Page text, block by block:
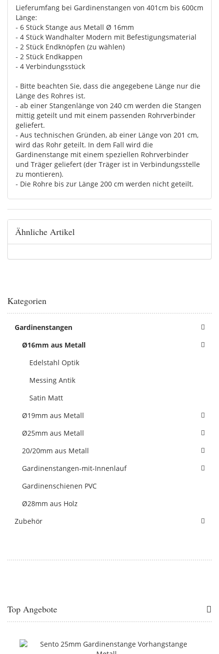
Lieferumfang bei Gardinenstangen von 401cm bis 600cm
Länge:
- 6 Stück Stange aus Metall Ø 16mm
- 4 Stück Wandhalter Modern mit Befestigungsmaterial
- 2 Stück Endknöpfen (zu wählen)
- 2 Stück Endkappen
- 4 Verbindungsstück
- Bitte beachten Sie, dass die angegebene Länge nur die
Länge des Rohres ist.
- ab einer Stangenlänge von 240 cm werden die Stangen
mittig geteilt und mit einem passenden Rohrverbinder
geliefert.
- Aus technischen Gründen, ab einer Länge von 201 cm,
wird das Rohr geteilt. In dem Fall wird die
Gardinenstange mit einem speziellen Rohrverbinder
und Träger geliefert (der Träger ist in Verbindungsstelle
zu montieren).
- Die Rohre bis zur Länge 200 cm werden nicht geteilt.
Ähnliche Artikel
Kategorien
Gardinenstangen
Ø16mm aus Metall
Edelstahl Optik
Messing Antik
Satin Matt
Ø19mm aus Metall
Ø25mm aus Metall
20/20mm aus Metall
Gardinenstangen-mit-Innenlauf
Gardinenschienen PVC
Ø28mm aus Holz
Zubehör
Top Angebote